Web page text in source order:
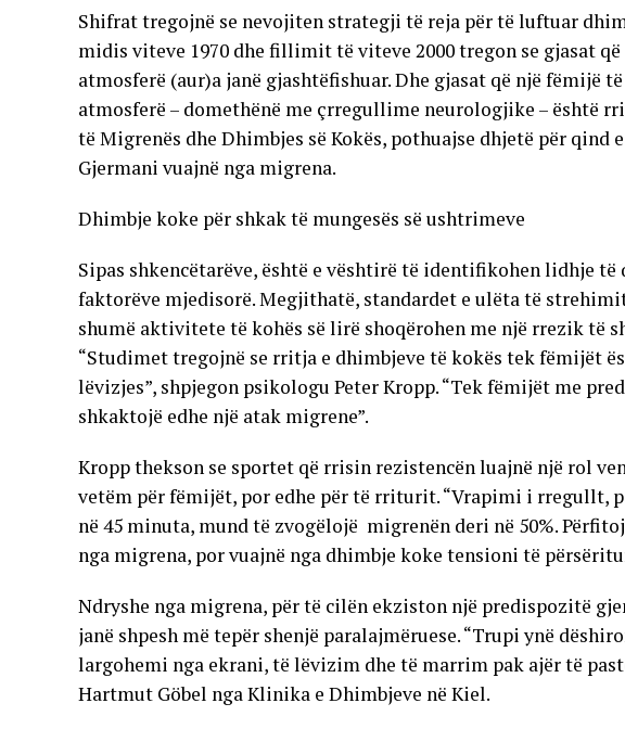
Shifrat tregojnë se nevojiten strategji të reja për të luftuar
midis viteve 1970 dhe fillimit të viteve 2000 tregon se gjasat
atmosferë (aur)a janë gjashtëfishuar. Dhe gjasat që një fëmijë
atmosferë – domethënë me çrregullime neurologjike – është
të Migrenës dhe Dhimbjes së Kokës, pothuajse dhjetë për qind
Gjermani vuajnë nga migrena.
Dhimbje koke për shkak të mungesës së ushtrimeve
Sipas shkencëtarëve, është e vështirë të identifikohen lidhje
faktorëve mjedisorë. Megjithatë, standardet e ulëta të
shumë aktivitete të kohës së lirë shoqërohen me një rrezik të
“Studimet tregojnë se rritja e dhimbjeve të kokës tek fëmijët
lëvizjes”, shpjegon psikologu Peter Kropp. “Tek fëmijët me
shkaktojë edhe një atak migrene”.
Kropp thekson se sportet që rrisin rezistencën luajnë një rol
vetëm për fëmijët, por edhe për të rriturit. “Vrapimi i rregullt,
në 45 minuta, mund të zvogëlojë migrenën deri në 50%.
nga migrena, por vuajnë nga dhimbje koke tensioni të
Ndryshe nga migrena, për të cilën ekziston një predispozitë
janë shpesh më tepër shenjë paralajmëruese. “Trupi ynë
largohemi nga ekrani, të lëvizim dhe të marrim pak ajër të
Hartmut Göbel nga Klinika e Dhimbjeve në Kiel.